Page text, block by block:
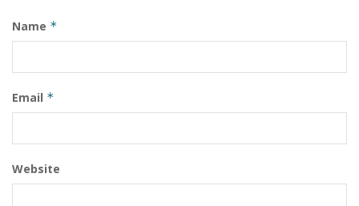
Name *
Email *
Website